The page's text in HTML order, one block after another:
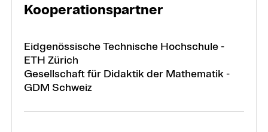
Kooperationspartner
Eidgenössische Technische Hochschule -
ETH Zürich
Gesellschaft für Didaktik der Mathematik -
GDM Schweiz